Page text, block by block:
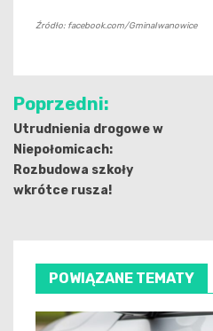
Źródło: facebook.com/GminaIwanowice
Nawigacja
wpisu
Poprzedni:
Utrudnienia drogowe w
Niepołomicach:
Rozbudowa szkoły
wkrótce rusza!
POWIĄZANE TEMATY